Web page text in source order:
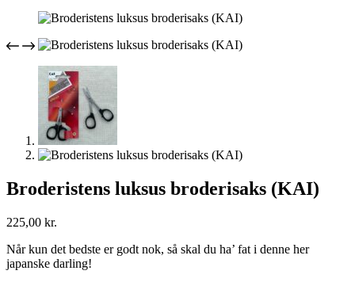
Broderistens luksus broderisaks (KAI)
225,00 kr.
Når kun det bedste er godt nok, så skal du ha’ fat i denne her
japanske darling!